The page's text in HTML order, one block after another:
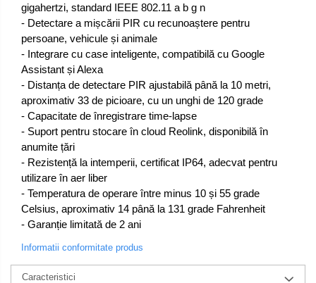
gigahertzi, standard IEEE 802.11 a b g n
- Detectare a mișcării PIR cu recunoaștere pentru
persoane, vehicule și animale
- Integrare cu case inteligente, compatibilă cu Google
Assistant și Alexa
- Distanța de detectare PIR ajustabilă până la 10 metri,
aproximativ 33 de picioare, cu un unghi de 120 grade
- Capacitate de înregistrare time-lapse
- Suport pentru stocare în cloud Reolink, disponibilă în
anumite țări
- Rezistență la intemperii, certificat IP64, adecvat pentru
utilizare în aer liber
- Temperatura de operare între minus 10 și 55 grade
Celsius, aproximativ 14 până la 131 grade Fahrenheit
- Garanție limitată de 2 ani
Informatii conformitate produs
Caracteristici